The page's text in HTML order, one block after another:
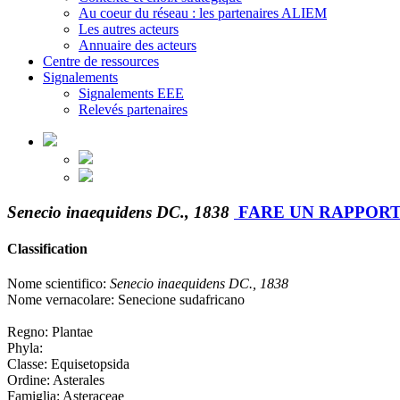
Au coeur du réseau : les partenaires ALIEM
Les autres acteurs
Annuaire des acteurs
Centre de ressources
Signalements
Signalements EEE
Relevés partenaires
Senecio inaequidens DC., 1838 FARE UN
Classification
Nome scientifico: Senecio inaequidens DC., 1838
Nome vernacolare: Senecione sudafricano
Regno: Plantae
Phyla:
Classe: Equisetopsida
Ordine: Asterales
Famiglia: Asteraceae